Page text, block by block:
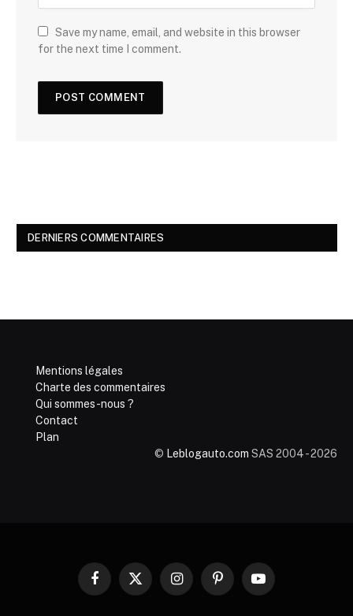
Save my name, email, and website in this browser
for the next time I comment.
DERNIERS COMMENTAIRES
Mentions légales
Charte des commentaires
Qui sommes-nous ?
Contact
Plan
© Leblogauto.com SAS 2004 - 2026
Facebook
X
InstagramPinterestYouTube